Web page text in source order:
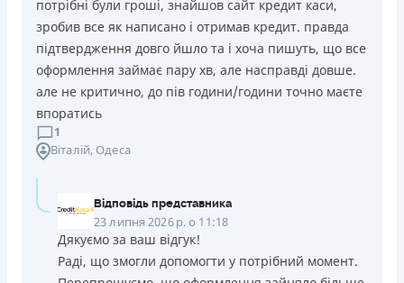
потрібні були гроші, знайшов сайт кредит каси,
зробив все як написано і отримав кредит. правда
підтвердження довго йшло та і хоча пишуть, що все
оформлення займає пару хв, але насправді довше.
але не критично, до пів години/години точно маєте
впоратись
1
Віталій, Одеса
Відповідь представника
23 липня 2026 р. о 11:18
Дякуємо за ваш відгук!
Раді, що змогли допомогти у потрібний момент.